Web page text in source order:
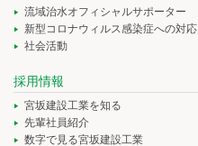
流域治水オフィシャルサポーター
新型コロナウィルス感染症への対応
社会活動
採用情報
宮坂建設工業を知る
先輩社員紹介
数字で見る宮坂建設工業